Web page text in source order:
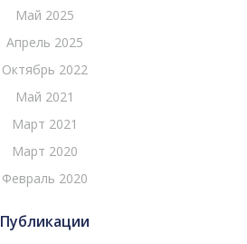
Май 2025
Апрель 2025
Октябрь 2022
Май 2021
Март 2021
Март 2020
Февраль 2020
Публикации